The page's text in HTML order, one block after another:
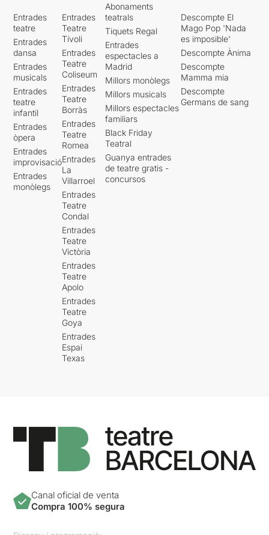
Entrades
teatre
Entrades
dansa
Entrades
musicals
Entrades
teatre
infantil
Entrades
òpera
Entrades
improvisació
Entrades
monòlegs
Entrades
Teatre
Tívoli
Entrades
Teatre
Coliseum
Entrades
Teatre
Borràs
Entrades
Teatre
Romea
Entrades
La
Villarroel
Entrades
Teatre
Condal
Entrades
Teatre
Victòria
Entrades
Teatre
Apolo
Entrades
Teatre
Goya
Entrades
Espai
Texas
Abonaments
teatrals
Tiquets Regal
Entrades
espectacles a
Madrid
Millors monòlegs
Millors musicals
Millors espectacles
familiars
Black Friday
Teatral
Guanya entrades
de teatre gratis -
concursos
Descompte El
Mago Pop 'Nada
es imposible'
Descompte Ànima
Descompte
Mamma mia
Descompte
Germans de sang
Canal oficial de venta
Compra 100% segura